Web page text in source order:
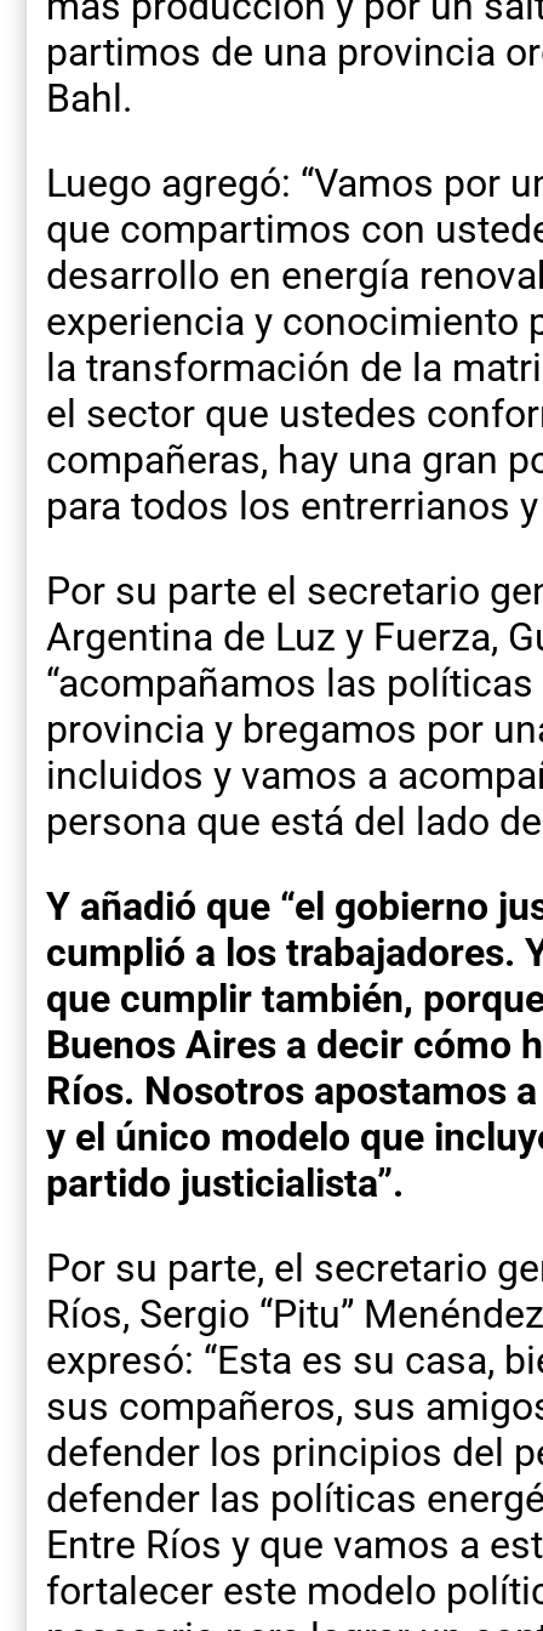
partimos de una provincia
Bahl.
Luego agregó: “Vamos por
que compartimos con
desarrollo en energía
experiencia y conocimiento
la transformación de la
el sector que ustedes
compañeras, hay una gran
para todos los entrerrianos
Por su parte el secretario
Argentina de Luz y Fuerza,
“acompañamos las
provincia y bregamos por
incluidos y vamos a
persona que está del lado
Y añadió que “el gobierno
cumplió a los trabajadores.
que cumplir también,
Buenos Aires a decir cómo
Ríos. Nosotros apostamos
y el único modelo que
partido justicialista”.
Por su parte, el secretario
Ríos, Sergio “Pitu”
expresó: “Esta es su casa,
sus compañeros, sus
defender los principios del
defender las políticas
Entre Ríos y que vamos a
fortalecer este modelo